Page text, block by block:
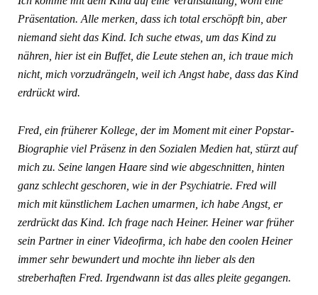
Präsentation. Alle merken, dass ich total erschöpft bin, aber
niemand sieht das Kind. Ich suche etwas, um das Kind zu
nähren, hier ist ein Buffet, die Leute stehen an, ich traue mich
nicht, mich vorzudrängeln, weil ich Angst habe, dass das Kind
erdrückt wird.
Fred, ein früherer Kollege, der im Moment mit einer Popstar-
Biographie viel Präsenz in den Sozialen Medien hat, stürzt auf
mich zu. Seine langen Haare sind wie abgeschnitten, hinten
ganz schlecht geschoren, wie in der Psychiatrie. Fred will
mich mit künstlichem Lachen umarmen, ich habe Angst, er
zerdrückt das Kind. Ich frage nach Heiner. Heiner war früher
sein Partner in einer Videofirma, ich habe den coolen Heiner
immer sehr bewundert und mochte ihn lieber als den
streberhaften Fred. Irgendwann ist das alles pleite gegangen.